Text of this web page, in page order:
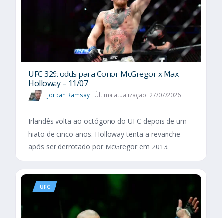
UFC 329: odds para Conor McGregor x Max
Holloway – 11/07
Jordan Ramsay Última atualização: 27/07/2026
Irlandês volta ao octógono do UFC depois de um
hiato de cinco anos. Holloway tenta a revanche
após ser derrotado por McGregor em 2013.
UFC